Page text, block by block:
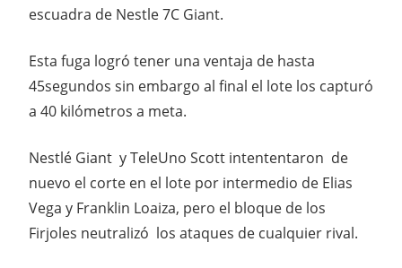
escuadra de Nestle 7C Giant.
Esta fuga logró tener una ventaja de hasta
45segundos sin embargo al final el lote los capturó
a 40 kilómetros a meta.
Nestlé Giant y TeleUno Scott intententaron de
nuevo el corte en el lote por intermedio de Elias
Vega y Franklin Loaiza, pero el bloque de los
Firjoles neutralizó los ataques de cualquier rival.